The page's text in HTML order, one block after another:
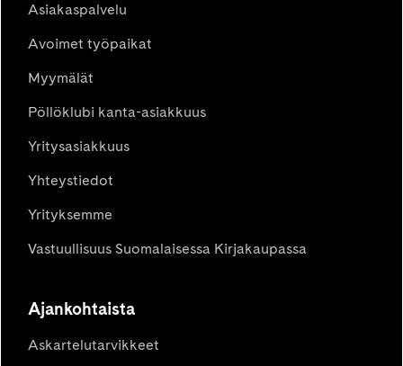
Asiakaspalvelu
Avoimet työpaikat
Myymälät
Pöllöklubi kanta-asiakkuus
Yritysasiakkuus
Yhteystiedot
Yrityksemme
Vastuullisuus Suomalaisessa Kirjakaupassa
Ajankohtaista
Askartelutarvikkeet